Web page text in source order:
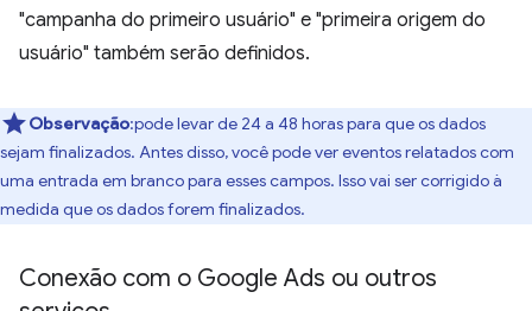
"campanha do primeiro usuário" e "primeira origem do
usuário" também serão definidos.
Observação:pode levar de 24 a 48 horas para que os dados
sejam finalizados. Antes disso, você pode ver eventos relatados com
uma entrada em branco para esses campos. Isso vai ser corrigido à
medida que os dados forem finalizados.
Conexão com o Google Ads ou outros